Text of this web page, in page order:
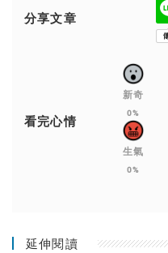
分享文章
看完心情
新奇
0%
生氣
0%
延伸閱讀